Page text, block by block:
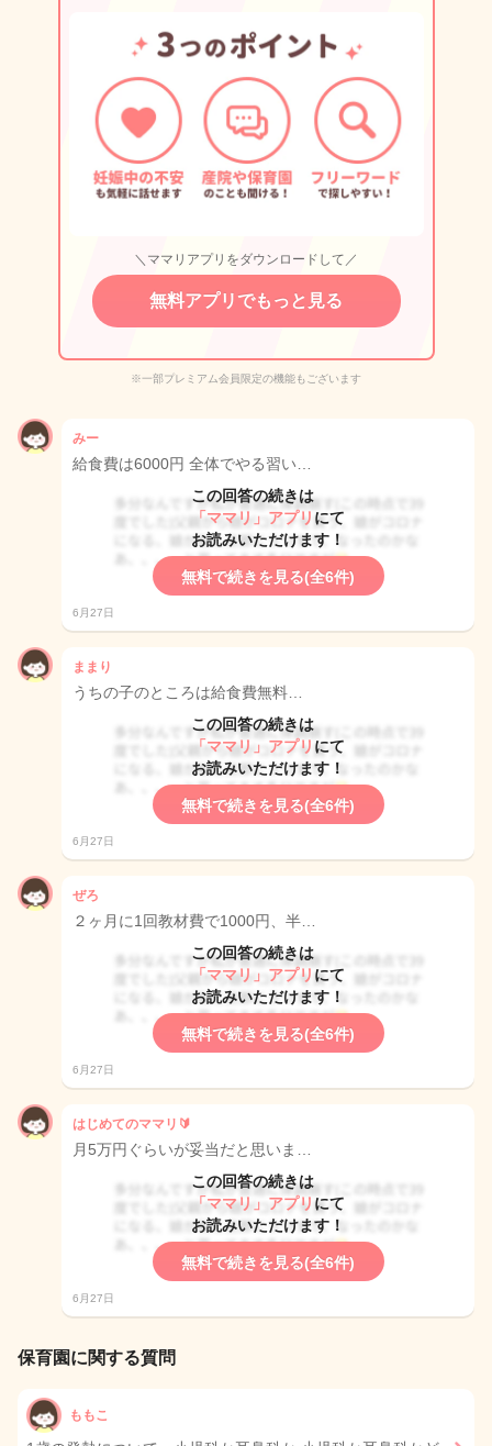
＼ママリアプリをダウンロードして／
無料アプリでもっと見る
※一部プレミアム会員限定の機能もございます
みー
給食費は6000円 全体でやる習い…
この回答の続きは
「ママリ」アプリ にて
お読みいただけます！
無料で続きを見る(全6件)
6月27日
ままり
うちの子のところは給食費無料…
この回答の続きは
「ママリ」アプリ にて
お読みいただけます！
無料で続きを見る(全6件)
6月27日
ぜろ
２ヶ月に1回教材費で1000円、半…
この回答の続きは
「ママリ」アプリ にて
お読みいただけます！
無料で続きを見る(全6件)
6月27日
はじめてのママリ🔰
月5万円ぐらいが妥当だと思いま…
この回答の続きは
「ママリ」アプリ にて
お読みいただけます！
無料で続きを見る(全6件)
6月27日
保育園に関する質問
ももこ